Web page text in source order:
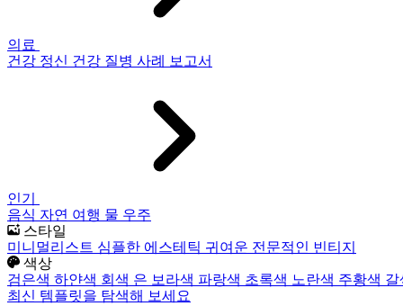
의료
건강 정신 건강 질병 사례 보고서
인기
음식 자연 여행 물 우주
스타일
미니멀리스트 심플한 에스테틱 귀여운 전문적인 빈티지
색상
검은색 하얀색 회색 은 보라색 파랑색 초록색 노란색 주황색
최신 템플릿을 탐색해 보세요